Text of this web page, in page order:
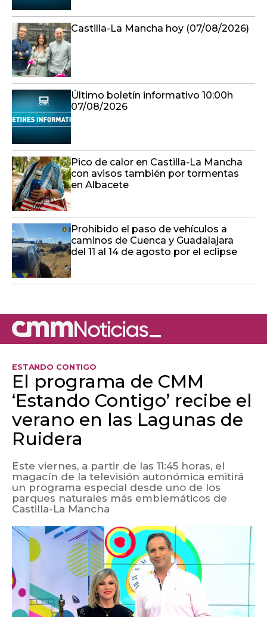
Castilla-La Mancha hoy (07/08/2026)
Último boletín informativo 10:00h
07/08/2026
Pico de calor en Castilla-La Mancha
con avisos también por tormentas
en Albacete
Prohibido el paso de vehículos a
caminos de Cuenca y Guadalajara
del 11 al 14 de agosto por el eclipse
ESTANDO CONTIGO
El programa de CMM
‘Estando Contigo’ recibe el
verano en las Lagunas de
Ruidera
Este viernes, a partir de las 11:45 horas, el
magacín de la televisión autonómica emitirá
un programa especial desde uno de los
parques naturales más emblemáticos de
Castilla-La Mancha